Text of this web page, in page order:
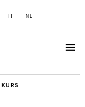
IT NL
KURS